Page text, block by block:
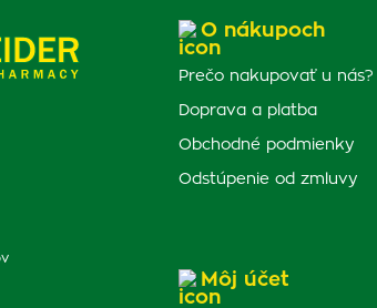
O nákupoch
Prečo nakupovať u nás?
Doprava a platba
Obchodné podmienky
Odstúpenie od zmluvy
Môj účet